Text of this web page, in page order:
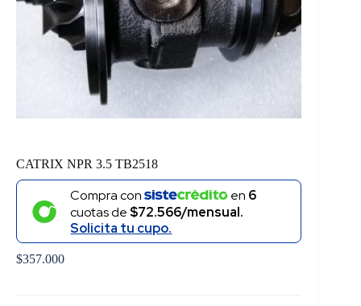
CATRIX NPR 3.5 TB2518
Compra con en 6
cuotas de $72.566/mensual.
Solicita tu cupo.
$357.000